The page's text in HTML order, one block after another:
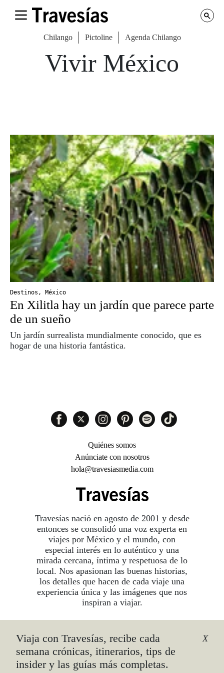
Chilango Pictoline Agenda Chilango
Vivir México
Destinos , México
En Xilitla hay un jardín que parece parte
de un sueño
Un jardín surrealista mundialmente conocido, que es
hogar de una historia fantástica.
Viaja con Travesías, recibe cada
semana crónicas, itinerarios, tips de
insider y las guías más completas.
X
Travesías nació en agosto de 2001 y desde
entonces se consolidó una voz experta en
viajes por México y el mundo, con
especial interés en lo auténtico y una
mirada cercana, íntima y respetuosa de lo
local. Nos apasionan las buenas historias,
los detalles que hacen de cada viaje una
experiencia única y las imágenes que nos
inspiran a viajar.
Quiénes somos
Anúnciate con nosotros
hola@travesiasmedia.com
©2026 DERECHOS RESERVADOS.
TRAVESÍAS ES UNA MARCA REGISTRADA
AVISO DE PRIVACIDAD